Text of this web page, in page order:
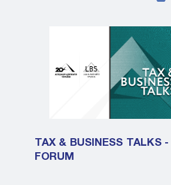
TAX & BUSINESS TALKS
FORUM